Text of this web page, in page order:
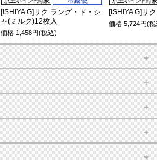
[ISHIYA G]サク ラング・ド・シ
ャ(ミルク)12枚入
価格 1,458円(税込)
[ISHIYA G]サ
価格5,724円(